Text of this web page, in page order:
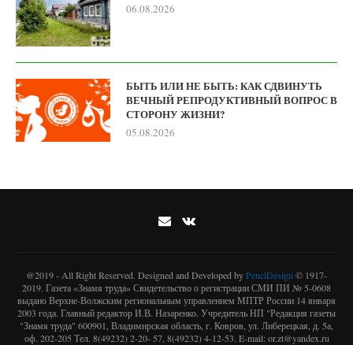
06.08.2026
БЫТЬ ИЛИ НЕ БЫТЬ: КАК СДВИНУТЬ
ВЕЧНЫЙ РЕПРОДУКТИВНЫЙ ВОПРОС В
СТОРОНУ ЖИЗНИ?
05.08.2026
@2019 - All Right Reserved. Designed and Developed byPenciDesign © 1917-
2019. Газета «Знамя труда» Свидетельство о регистрации СМИ ПИ № 5-0608
выдано Верхне-Волжским региональным управлением МПТР России 14 января
2003 года. Главный редактор И.В. Назаренко. Учредитель НП "Редакция газеты
"Знамя труда" 600901, Владимирская область, г. Ковров, ул. Либерецкая, д. 5а,
оф. 202-205 Тел. 8(49232) 2-20- 57, 8(49232) 4-12-53. E-mail: or.zt@yandex.ru